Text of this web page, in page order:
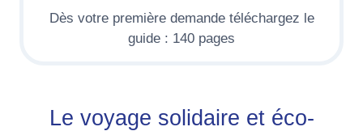
Dès votre première demande téléchargez le
guide : 140 pages
Le voyage solidaire et éco-